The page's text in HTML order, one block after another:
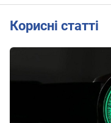
Корисні статті